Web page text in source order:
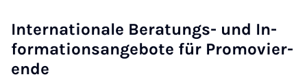
In­ter­na­tionale Be­r­a­tungs- und In­
form­a­tion­sange­bote für Pro­movi­er­
ende